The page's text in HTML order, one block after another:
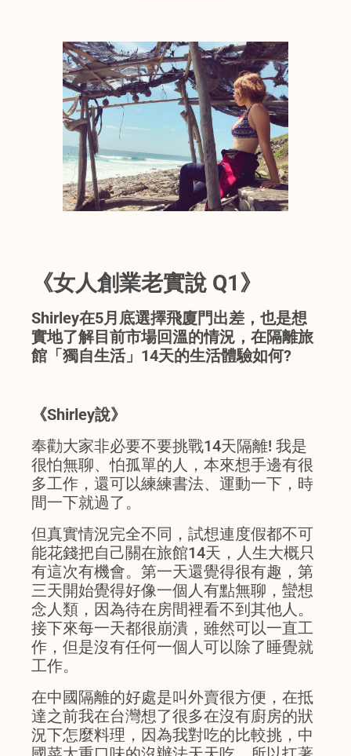
《女人創業老實說 Q1》
Shirley在5月底選擇飛廈門出差，也是想
實地了解目前市場回溫的情況，在隔離旅
館「獨自生活」14天的生活體驗如何?
《Shirley說》
奉勸大家非必要不要挑戰14天隔離! 我是
很怕無聊、怕孤單的人，本來想手邊有很
多工作，還可以練練書法、運動一下，時
間一下就過了。
但真實情況完全不同，試想連度假都不可
能花錢把自己關在旅館14天，人生大概只
有這次有機會。第一天還覺得很有趣，第
三天開始覺得好像一個人有點無聊，蠻想
念人類，因為待在房間裡看不到其他人。
接下來每一天都很崩潰，雖然可以一直工
作，但是沒有任何一個人可以除了睡覺就
工作。
在中國隔離的好處是叫外賣很方便，在抵
達之前我在台灣想了很多在沒有廚房的狀
況下怎麼料理，因為我對吃的比較挑，中